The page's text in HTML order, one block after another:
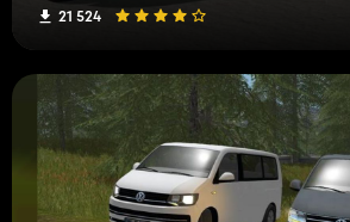
21 524